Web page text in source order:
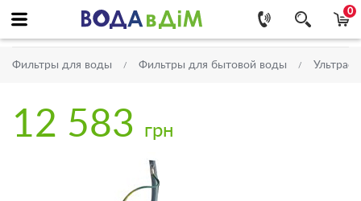
0
Фильтры для воды Фильтры для бытовой воды
12 583 грн